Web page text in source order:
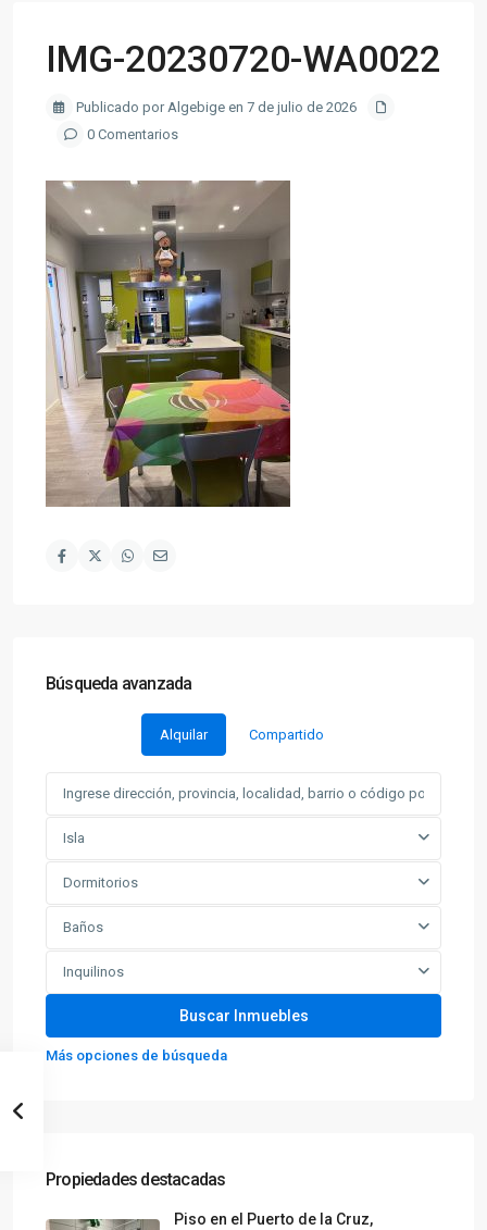
IMG-20230720-WA0022
Publicado por Algebige en 7 de julio de 2026
0 Comentarios
Búsqueda avanzada
Alquilar Compartido
Isla
Dormitorios
Baños
Inquilinos
Más opciones de búsqueda
Propiedades destacadas
Piso en el Puerto de la Cruz,